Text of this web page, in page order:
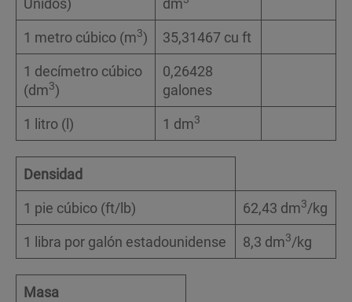
1 metro cúbico (m3)
35,31467 cu ft
1 decímetro cúbico
(dm3)
0,26428
galones
1 litro (l)
1 dm3
Densidad
1 pie cúbico (ft/lb)
62,43 dm3/kg
1 libra por galón estadounidense
8,3 dm3/kg
Masa